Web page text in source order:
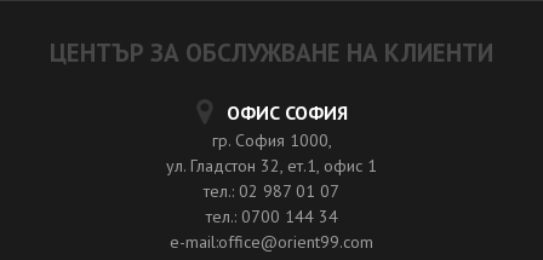
ЦЕНТЪР ЗА ОБСЛУЖВАНЕ НА КЛИЕНТИ
ОФИС СОФИЯ
гр. София 1000,
ул. Гладстон 32, ет.1, офис 1
тел.: 02 987 01 07
тел.: 0700 144 34
e-mail:office@orient99.com